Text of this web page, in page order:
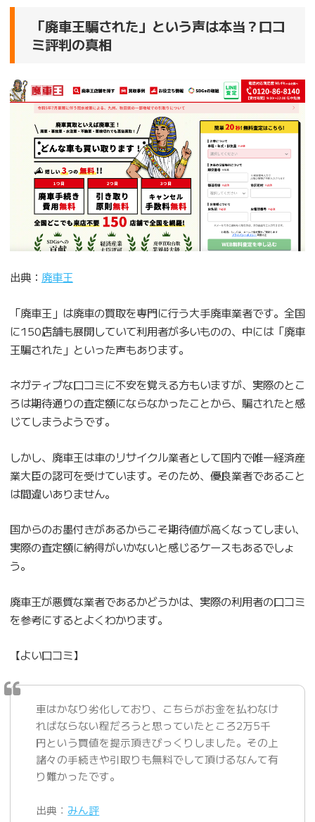
「廃車王騙された」という声は本当？口コ
ミ評判の真相
出典： 廃車王
「廃車王」は廃車の買取を専門に行う大手廃車業者です。全国
に150店舗も展開していて利用者が多いものの、中には「廃車
王騙された」といった声もあります。
ネガティブな口コミに不安を覚える方もいますが、実際のとこ
ろは期待通りの査定額にならなかったことから、騙されたと感
じてしまうようです。
しかし、廃車王は車のリサイクル業者として国内で唯一経済産
業大臣の認可を受けています。そのため、優良業者であること
は間違いありません。
国からのお墨付きがあるからこそ期待値が高くなってしまい、
実際の査定額に納得がいかないと感じるケースもあるでしょ
う。
廃車王が悪質な業者であるかどうかは、実際の利用者の口コミ
を参考にするとよくわかります。
【よい口コミ】
車はかなり劣化しており、こちらがお金を払わなけ
ればならない程だろうと思っていたところ2万5千
円という買値を提示頂きびっくりしました。その上
諸々の手続きや引取りも無料でして頂けるなんて有
り難かったです。
出典： みん評